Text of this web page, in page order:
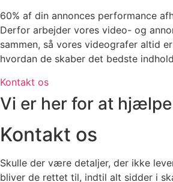
60% af din annonces performance
Derfor arbejder vores video- og
sammen, så vores videografer altid
hvordan de skaber det bedste
Kontakt os
Vi er her for at
Kontakt os
Skulle der være detaljer, der ikke
bliver de rettet til, indtil alt sidder i